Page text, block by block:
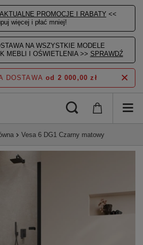
AKTUALNE PROMOCJE I RABATY <<
więcej i płać mniej!
NA WSZYSTKIE MODELE
MEBLI I OŚWIETLENIA >> SPRAWDŹ
DOSTAWA od 2 000,00 zł
Vesa 6 DG1 Czarny matowy